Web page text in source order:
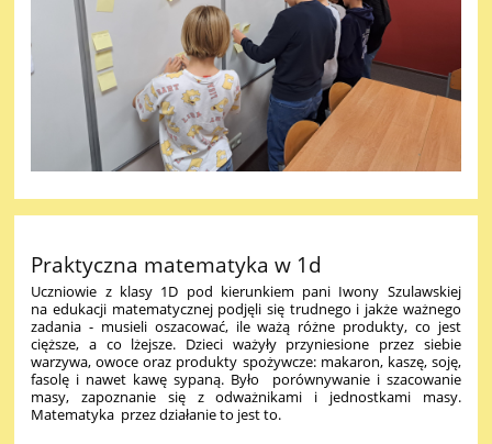
Praktyczna matematyka w 1d
Uczniowie z klasy 1D pod kierunkiem pani Iwony Szulawskiej
na edukacji matematycznej podjęli się trudnego i jakże ważnego
zadania - musieli oszacować, ile ważą różne produkty, co jest
cięższe, a co lżejsze. Dzieci ważyły przyniesione przez siebie
warzywa, owoce oraz produkty spożywcze: makaron, kaszę, soję,
fasolę i nawet kawę sypaną. Było porównywanie i szacowanie
masy, zapoznanie się z odważnikami i jednostkami masy.
Matematyka przez działanie to jest to.